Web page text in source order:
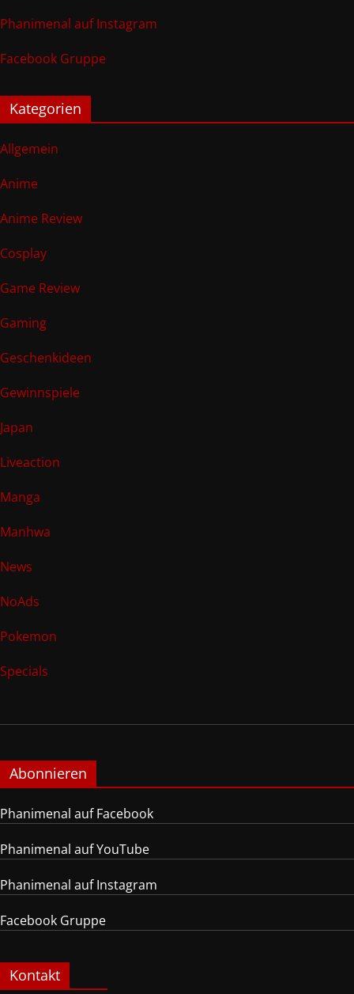
Phanimenal auf Instagram
Facebook Gruppe
Kategorien
Allgemein
Anime
Anime Review
Cosplay
Game Review
Gaming
Geschenkideen
Gewinnspiele
Japan
Liveaction
Manga
Manhwa
News
NoAds
Pokemon
Specials
Abonnieren
Phanimenal auf Facebook
Phanimenal auf YouTube
Phanimenal auf Instagram
Facebook Gruppe
Kontakt